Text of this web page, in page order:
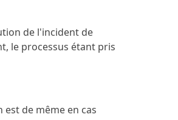
de l'incident de
le processus étant pris
de même en cas